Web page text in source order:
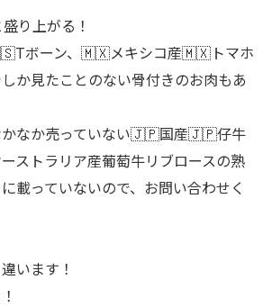
り上がる！
ボーン、🇲🇽メキシコ産🇲🇽トマホ
か見たことのない骨付きのお肉もあ
かなか売っていない🇯🇵国産🇯🇵仔牛
ストラリア産葡萄牛リブロースの熟
載っていないので、お問い合わせく
います！